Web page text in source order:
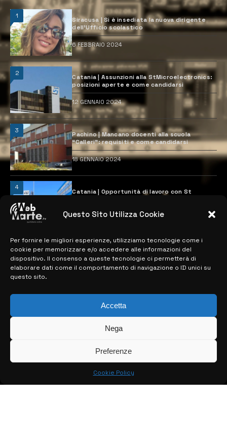
Questo Sito Utilizza Cookie
Per fornire le migliori esperienze, utilizziamo tecnologie come i
cookie per memorizzare e/o accedere alle informazioni del
dispositivo. Il consenso a queste tecnologie ci permetterà di
elaborare dati come il comportamento di navigazione o ID unici su
questo sito.
Accetta
Nega
Preferenze
Cookie Policy
1
Siracusa | Si è insediata la nuova dirigente
dell’Ufficio scolastico
6 FEBBRAIO 2024
2
Catania | Assunzioni alla StMicroelectronics:
posizioni aperte e come candidarsi
12 GENNAIO 2024
3
Pachino | Mancano docenti alla scuola
“Calleri”: requisiti e come candidarsi
18 GENNAIO 2024
4
Catania | Opportunità di lavoro con St
28 MARZO 2024
MAPPA DEL SITO
> NOTIZIE
> CONTATTI